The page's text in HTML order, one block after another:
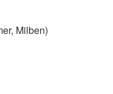
Milben)